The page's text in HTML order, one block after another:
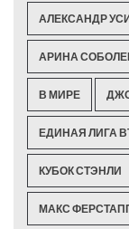
АЛЕКСАНДР
АРИНА
В МИРЕ
ЕДИНАЯ ЛИГА
КУБОК СТЭНЛИ
МАКС